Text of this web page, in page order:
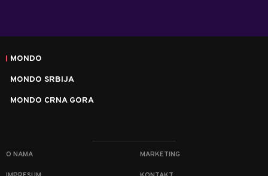
MONDO
MONDO SRBIJA
MONDO CRNA GORA
O NAMA MARKETING